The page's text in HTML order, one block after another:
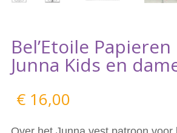
Bel’Etoile
Junna Kids en
€16,00